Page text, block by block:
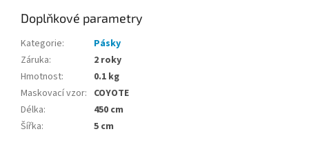
Doplňkové parametry
Kategorie:
Pásky
Záruka:
2 roky
Hmotnost:
0.1 kg
Maskovací vzor: COYOTE
Délka:
450 cm
Šířka: 5 cm